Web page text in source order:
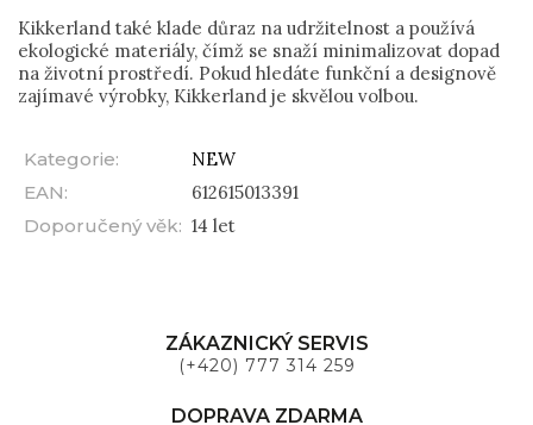
Kikkerland také klade důraz na udržitelnost a používá
ekologické materiály, čímž se snaží minimalizovat dopad
na životní prostředí. Pokud hledáte funkční a designově
zajímavé výrobky, Kikkerland je skvělou volbou.
Kategorie:
NEW
EAN:
612615013391
Doporučený věk: 14 let
ZÁKAZNICKÝ SERVIS
(+420) 777 314 259
DOPRAVA ZDARMA